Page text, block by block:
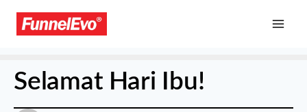
Selamat Hari Ibu!